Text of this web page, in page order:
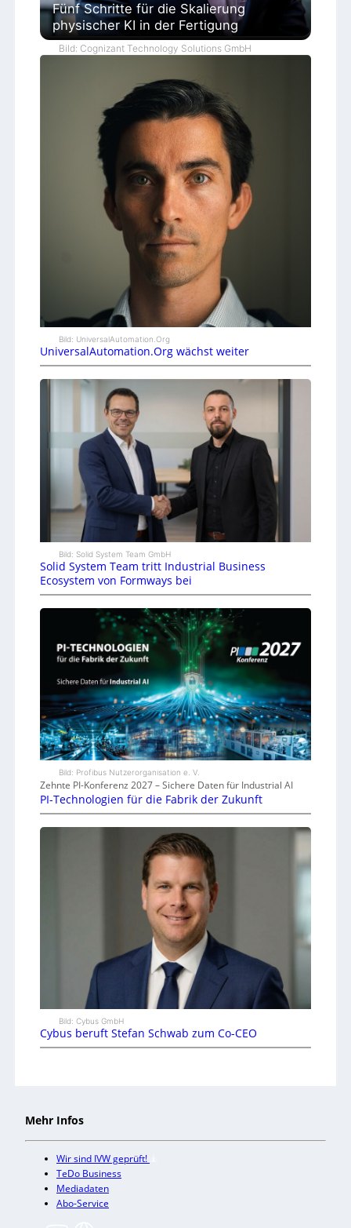
Fünf Schritte für die Skalierung
physischer KI in der Fertigung
Bild: Cognizant Technology Solutions GmbH
Bild: UniversalAutomation.Org
UniversalAutomation.Org wächst weiter
Bild: Solid System Team GmbH
Solid System Team tritt Industrial Business
Ecosystem von Formways bei
Bild: Profibus Nutzerorganisation e. V.
Zehnte PI-Konferenz 2027 – Sichere Daten für Industrial AI
PI-Technologien für die Fabrik der Zukunft
Bild: Cybus GmbH
Cybus beruft Stefan Schwab zum Co-CEO
Mehr Infos
Wir sind IVW geprüft!
TeDo Business
Mediadaten
Abo-Service